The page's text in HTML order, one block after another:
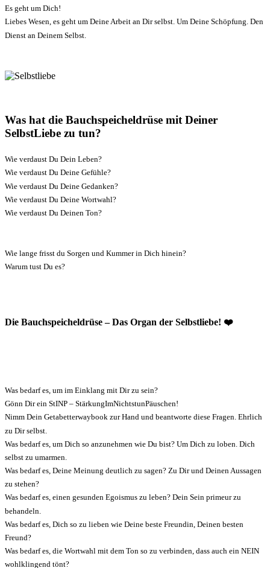
Es geht um Dich!
Liebes Wesen, es geht um Deine Arbeit an Dir selbst. Um Deine Schöpfung. Den
Dienst an Deinem Selbst.
Was hat die Bauchspeicheldrüse mit Deiner
SelbstLiebe zu tun?
Wie verdaust Du Dein Leben?
Wie verdaust Du Deine Gefühle?
Wie verdaust Du Deine Gedanken?
Wie verdaust Du Deine Wortwahl?
Wie verdaust Du Deinen Ton?
Wie lange frisst du Sorgen und Kummer in Dich hinein?
Warum tust Du es?
Die Bauchspeicheldrüse – Das Organ der Selbstliebe! ❤️
Was bedarf es, um im Einklang mit Dir zu sein?
Gönn Dir ein StINP – StärkungImNichtstunPäuschen!
Nimm Dein Getabetterwaybook zur Hand und beantworte diese Fragen. Ehrlich
zu Dir selbst.
Was bedarf es, um Dich so anzunehmen wie Du bist? Um Dich zu loben. Dich
selbst zu umarmen.
Was bedarf es, Deine Meinung deutlich zu sagen? Zu Dir und Deinen Aussagen
zu stehen?
Was bedarf es, einen gesunden Egoismus zu leben? Dein Sein primeur zu
behandeln.
Was bedarf es, Dich so zu lieben wie Deine beste Freundin, Deinen besten
Freund?
Was bedarf es, die Wortwahl mit dem Ton so zu verbinden, dass auch ein NEIN
wohlklingend tönt?